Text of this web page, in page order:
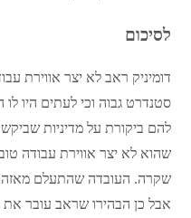
לסיכום
דומיניק ראב לא יצר אווירת
סטנדרט גבוה וכי לעתים היו
להם ביקורת על מדיניות
שהוא לא יצר אווירת עבודה
שקרה. העובדה שהתעלם
אבל כן הבהירו שראב עובר